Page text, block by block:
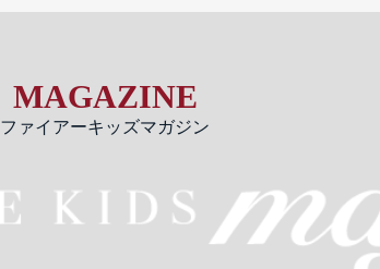
MAGAZINE
ファイアーキッズマガジン